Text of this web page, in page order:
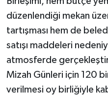
düzenlendiği mekan
tartışması hem de
satışı maddeleri
atmosferde
Mizah Günleri için 120
verilmesi oy birliğiyle